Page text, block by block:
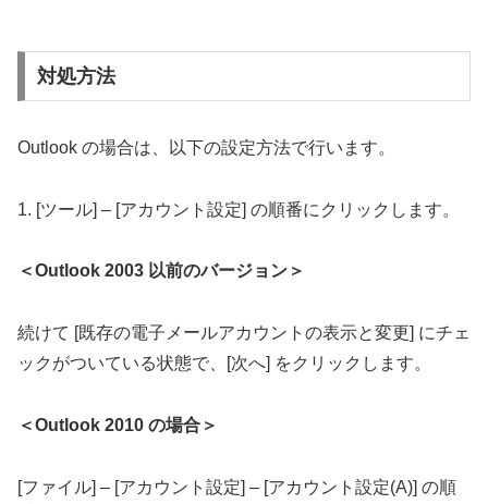
対処方法
Outlook の場合は、以下の設定方法で行います。
1. [ツール] – [アカウント設定] の順番にクリックします。
＜Outlook 2003 以前のバージョン＞
続けて [既存の電子メールアカウントの表示と変更] にチェ
ックがついている状態で、[次へ] をクリックします。
＜Outlook 2010 の場合＞
[ファイル] – [アカウント設定] – [アカウント設定(A)] の順